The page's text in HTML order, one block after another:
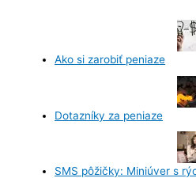
Ako si zarobiť peniaze
Dotazníky za peniaze
SMS pôžičky: Miniúver s